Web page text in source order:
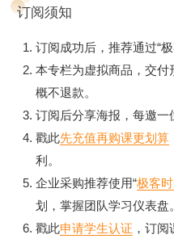
订阅须知
订阅成功后，推荐通过“
本专栏为虚拟商品，交付
概不退款。
订阅后分享海报，每邀一
戳此先充值再购课更划算
利。
企业采购推荐使用“极客
划，掌握团队学习仪表盘。
戳此申请学生认证 ，订